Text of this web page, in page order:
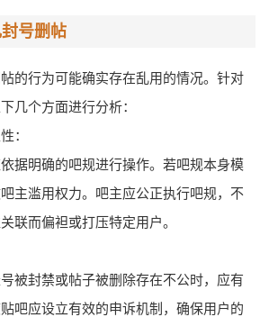
号删帖
的行为可能确实存在乱用的情况。针对
几个方面进行分析：
：
据明确的吧规进行操作。若吧规本身模
主滥用权力。吧主应公正执行吧规，不
联而偏袒或打压特定用户。
被封禁或帖子被删除存在不公时，应有
吧应设立有效的申诉机制，确保用户的